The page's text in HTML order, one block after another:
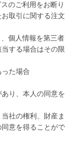
のご利用をお断り
取引に関する注文
個人情報を第三者
する場合はその限
た場合
り、本人の同意を
社の権利、財産ま
意を得ることがで